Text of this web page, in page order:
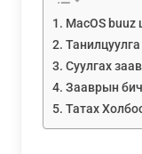
MacOS buuz
Танилцуулга
Суулгах
Зааврын
Татах